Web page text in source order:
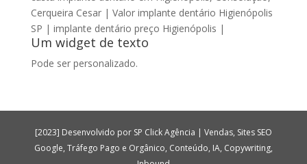
Cerqueira Cesar | Valor implante dentário Higienópolis
SP | implante dentário preço Higienópolis |
Um widget de texto
Pode ser personalizado.
[2023] Desenvolvido por SP Click Agência | Vendas, Sites SEO
Google, Tráfego Pago e Orgânico, Conteúdo, IA, Copywriting,